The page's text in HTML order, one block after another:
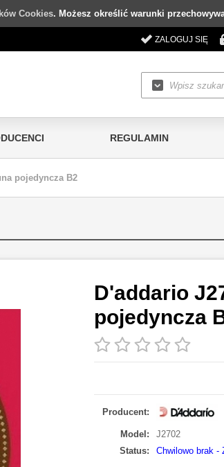
Cookies. Możesz określić warunki
ZALOGUJ SIĘ
REGULAMIN
pojedyncza B2
D'addario
pojedyncza
Producent:
Model:
J2702
Status:
Chwilowo brak -